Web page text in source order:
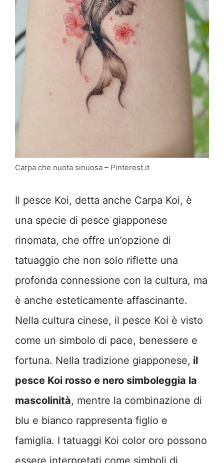
Carpa che nuota sinuosa – Pinterest.it
Il pesce Koi, detta anche Carpa Koi, è
una specie di pesce giapponese
rinomata, che offre un’opzione di
tatuaggio che non solo riflette una
profonda connessione con la cultura, ma
è anche esteticamente affascinante.
Nella cultura cinese, il pesce Koi è visto
come un simbolo di pace, benessere e
fortuna. Nella tradizione giapponese, il
pesce Koi rosso e nero simboleggia la
mascolinità, mentre la combinazione di
blu e bianco rappresenta figlio e
famiglia. I tatuaggi Koi color oro possono
essere interpretati come simboli di